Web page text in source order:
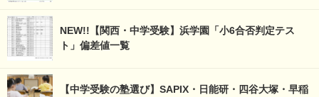
NEW!!【関西・中学受験】浜学園「小6合否判定テス
ト」偏差値一覧
【中学受験の塾選び】SAPIX・日能研・四谷大塚・早稲